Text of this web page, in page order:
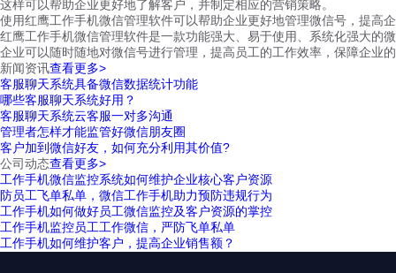
这样可以帮助企业更好地了解客户，并制定相应的营销策略。
使用红鹰工作手机微信管理软件可以帮助企业更好地管理微信号，提高
红鹰工作手机微信管理软件是一款功能强大、易于使用、系统化强大的
企业可以随时随地对微信号进行管理，提高员工的工作效率，保障企业
新闻资讯查看更多>
客服聊天系统具备微信数据统计功能
哪些客服聊天系统好用？
客服聊天系统云客服一对多沟通
管理者怎样才能监管好微信朋友圈
客户加到微信好友，如何充分利用其价值?
公司动态查看更多>
工作手机微信监控系统如何维护企业核心客户资源
防员工飞单私单，微信工作手机助力预防违规行为
工作手机如何做好员工微信监控及客户资源的掌控
工作手机监控员工工作微信，严防飞单私单
工作手机如何维护客户，提高企业销售额？